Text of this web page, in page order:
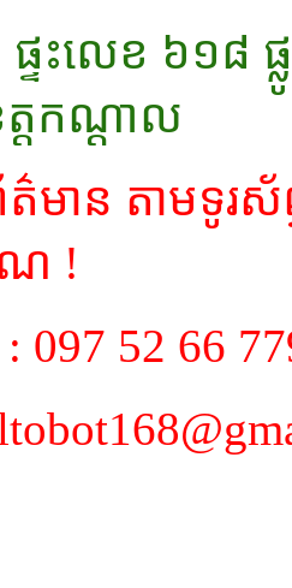
ផ្ទះលេខ ៦១៨
តកណ្ដាល
មាន តាមទូរស័
ណ !
097 52 66